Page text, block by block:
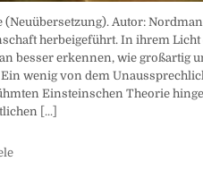
Autor:
herbeigeführt. In ihrem
besser erkennen, wie großartig
wenig von dem
Einsteinschen Theorie
[...]